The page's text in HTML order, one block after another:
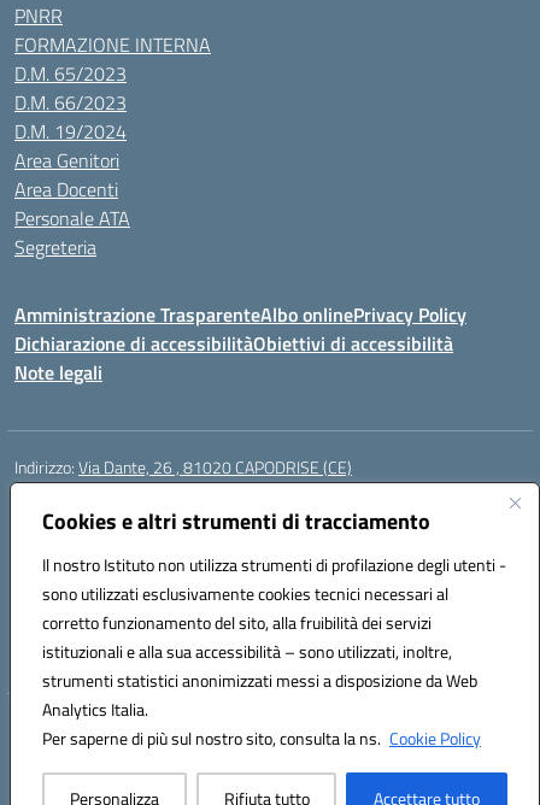
Cookies e altri strumenti di tracciamento
Il nostro Istituto non utilizza strumenti di profilazione degli utenti -
sono utilizzati esclusivamente cookies tecnici necessari al
corretto funzionamento del sito, alla fruibilità dei servizi
istituzionali e alla sua accessibilità – sono utilizzati, inoltre,
strumenti statistici anonimizzati messi a disposizione da Web
Analytics Italia.
Per saperne di più sul nostro sito, consulta la ns. Cookie Policy
Personalizza Rifiuta tutto Accettare tutto
PNRR
FORMAZIONE INTERNA
D.M. 65/2023
D.M. 66/2023
D.M. 19/2024
Area Genitori
Area Docenti
Personale ATA
Segreteria
Amministrazione TrasparenteAlbo onlinePrivacy Policy
Dichiarazione di accessibilitàObiettivi di accessibilità
Note legali
Indirizzo:Via Dante, 26 , 81020 CAPODRISE (CE)
Centralino:
Posta elettronica certificata (PEC):CEIC83000V@pec.istruzione.it
Codice fiscale: 80103200616
Codice meccanografico:CEIC83000V
Codice Indice delle Pubbliche Amministrazioni (IPA): istsc_ceic83000v
Codice unico di fatturazione (CUF): UFO76N
Hosting & Powered by 3D Solution S.r.l.
Concept & Design by Designers Italia